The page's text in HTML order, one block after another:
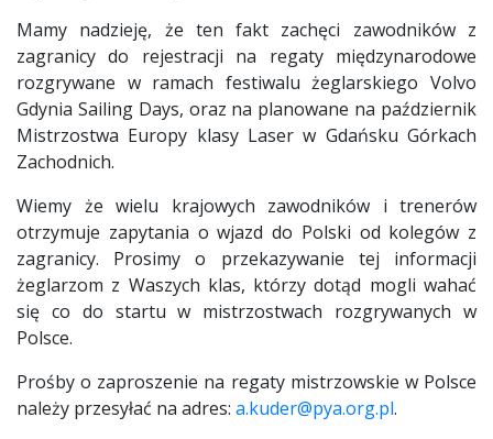
Mamy nadzieję, że ten fakt zachęci zawodników z
zagranicy do rejestracji na regaty międzynarodowe
rozgrywane w ramach festiwalu żeglarskiego Volvo
Gdynia Sailing Days, oraz na planowane na październik
Mistrzostwa Europy klasy Laser w Gdańsku Górkach
Zachodnich.
Wiemy że wielu krajowych zawodników i trenerów
otrzymuje zapytania o wjazd do Polski od kolegów z
zagranicy. Prosimy o przekazywanie tej informacji
żeglarzom z Waszych klas, którzy dotąd mogli wahać
się co do startu w mistrzostwach rozgrywanych w
Polsce.
Prośby o zaproszenie na regaty mistrzowskie w Polsce
należy przesyłać na adres: a.kuder@pya.org.pl.